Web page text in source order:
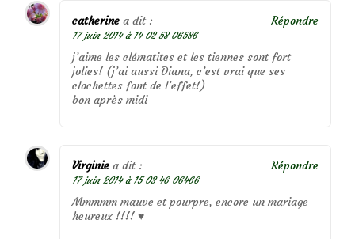
catherine a dit :
17 juin 2014 à 14 02 58 06586
j’aime les clématites et les tiennes sont fort
jolies! (j’ai aussi Diana, c’est vrai que ses
clochettes font de l’effet!)
bon après midi
Répondre
Virginie a dit :
17 juin 2014 à 15 03 46 06466
Mmmmm mauve et pourpre, encore un mariage
heureux !!!! ♥
Répondre